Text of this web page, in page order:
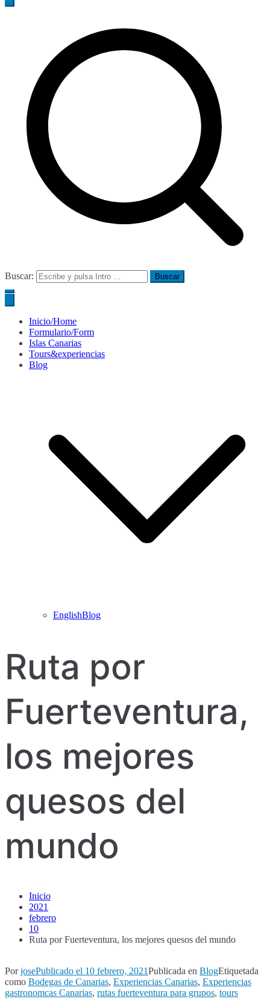
Buscar:
Inicio/Home
Formulario/Form
Islas Canarias
Tours&experiencias
Blog
EnglishBlog
Ruta por
Fuerteventura,
los mejores
quesos del
mundo
Inicio
2021
febrero
10
Ruta por Fuerteventura, los mejores quesos del mundo
PorjosePublicado el 10 febrero, 2021Publicada en BlogEtiquetada
como Bodegas de Canarias, Experiencias Canarias, Experiencias
gastronomcas Canarias, rutas fuerteventura para grupos, tours